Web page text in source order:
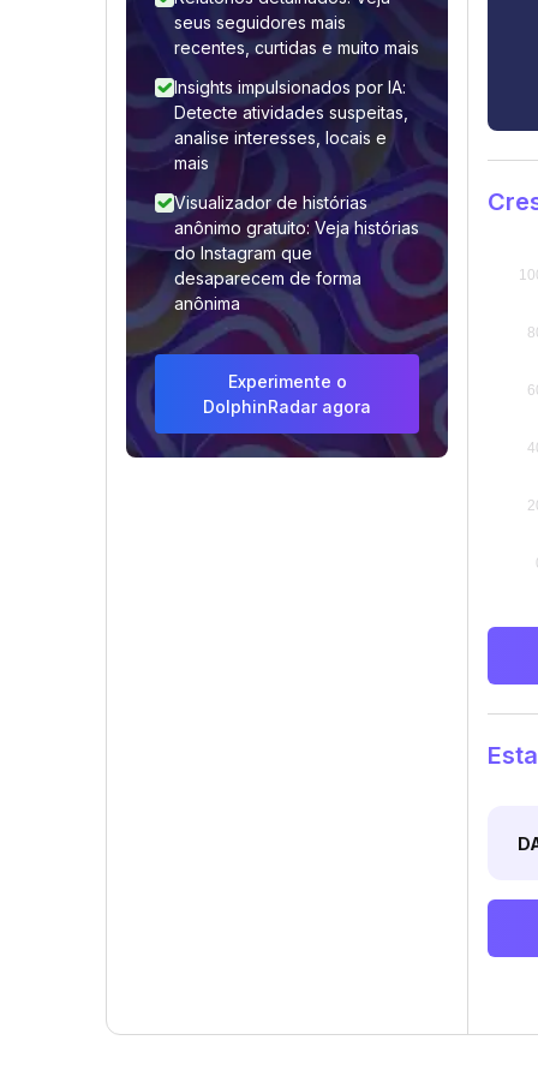
seus seguidores mais
recentes, curtidas e muito mais
Insights impulsionados por IA:
Detecte atividades suspeitas,
analise interesses, locais e
mais
Visualizador de histórias
anônimo gratuito: Veja histórias
do Instagram que
desaparecem de forma
anônima
Experimente o
DolphinRadar agora